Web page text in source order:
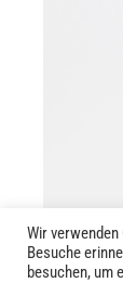
Wir
Besuche
besuchen, um